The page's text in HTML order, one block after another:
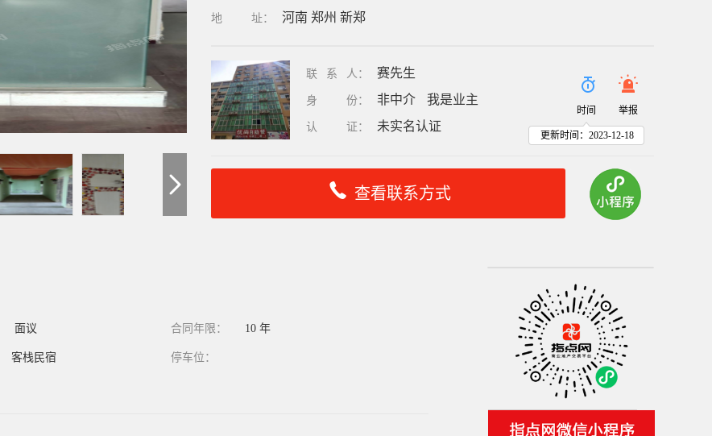
地址： 河南 郑州 新郑
联系人 ： 赛先生
身份： 非中介 我是业主
认证 ： 未实名认证
时间 举报
更新时间：2023-12-18
查看联系方式
面议 合同年限： 10 年
客栈民宿 停车位：